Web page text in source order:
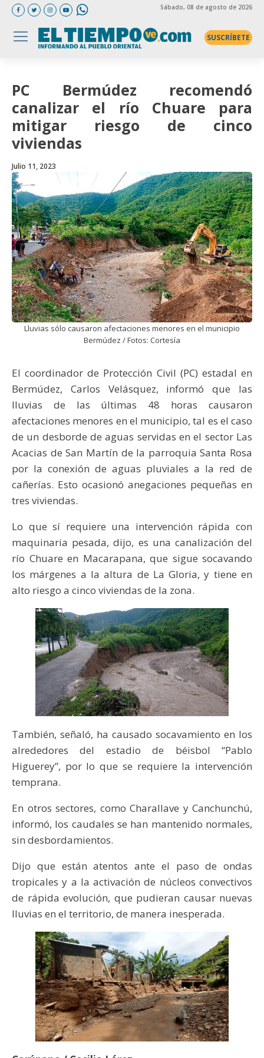
Sábado, 08 de agosto de 2026
SUSCRÍBETE
PC Bermúdez recomendó
canalizar el río Chuare para
mitigar riesgo de cinco
viviendas
Julio 11, 2023
Lluvias sólo causaron afectaciones menores en el municipio
Bermúdez / Fotos: Cortesía
El coordinador de Protección Civil (PC) estadal en
Bermúdez, Carlos Velásquez, informó que las
lluvias de las últimas 48 horas causaron
afectaciones menores en el municipio, tal es el caso
de un desborde de aguas servidas en el sector Las
Acacias de San Martín de la parroquia Santa Rosa
por la conexión de aguas pluviales a la red de
cañerías. Esto ocasionó anegaciones pequeñas en
tres viviendas.
Lo que sí requiere una intervención rápida con
maquinaria pesada, dijo, es una canalización del
río Chuare en Macarapana, que sigue socavando
los márgenes a la altura de La Gloria, y tiene en
alto riesgo a cinco viviendas de la zona.
También, señaló, ha causado socavamiento en los
alrededores del estadio de béisbol “Pablo
Higuerey”, por lo que se requiere la intervención
temprana.
En otros sectores, como Charallave y Canchunchú,
informó, los caudales se han mantenido normales,
sin desbordamientos.
Dijo que están atentos ante el paso de ondas
tropicales y a la activación de núcleos convectivos
de rápida evolución, que pudieran causar nuevas
lluvias en el territorio, de manera inesperada.